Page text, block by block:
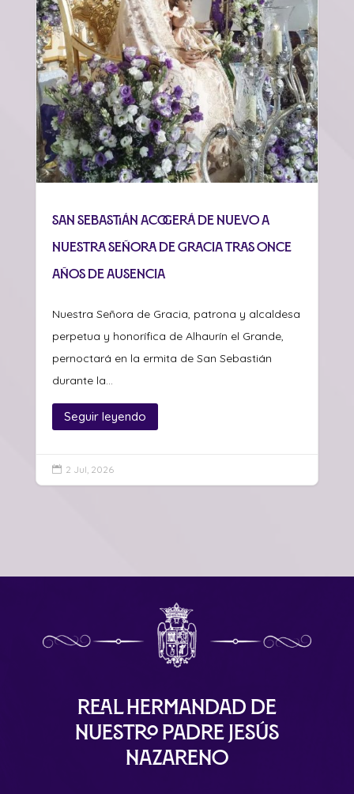
San Sebastián acogerá de nuevo a
Nuestra Señora de Gracia tras once
años de ausencia
Nuestra Señora de Gracia, patrona y alcaldesa
perpetua y honorífica de Alhaurín el Grande,
pernoctará en la ermita de San Sebastián
durante la...
Seguir leyendo
 2 Jul, 2026
Real Hermandad de
Nuestro Padre Jesús
Nazareno